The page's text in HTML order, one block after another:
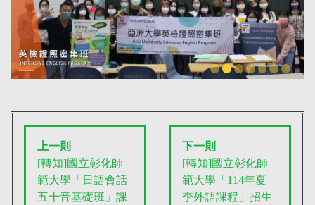
上一則
[轉知]國立彰化師
範大學「日語會話
五十音基礎班」課
下一則
[轉知]國立彰化師
範大學「114年夏
季外語課程」招生